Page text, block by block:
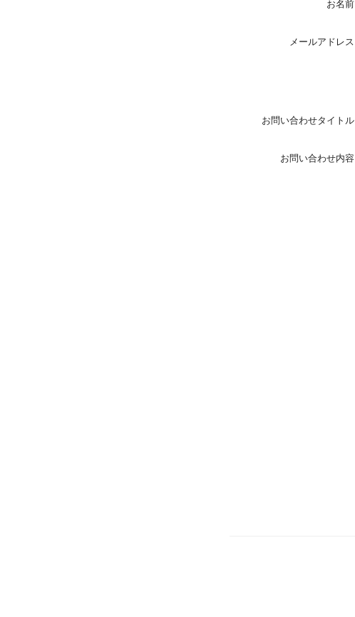
お名前
メールアドレス
お問い合わせタイトル
お問い合わせ内容